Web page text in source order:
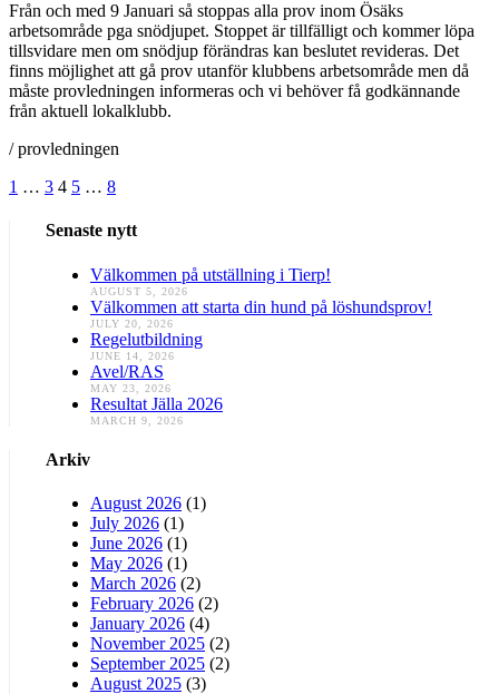
Från och med 9 Januari så stoppas alla prov inom Ösäks
arbetsområde pga snödjupet. Stoppet är tillfälligt och kommer löpa
tillsvidare men om snödjup förändras kan beslutet revideras. Det
finns möjlighet att gå prov utanför klubbens arbetsområde men då
måste provledningen informeras och vi behöver få godkännande
från aktuell lokalklubb.
/ provledningen
Posts
pagination
1 … 3 4 5 … 8
Senaste nytt
Välkommen på utställning i Tierp!
AUGUST 5, 2026
Välkommen att starta din hund på löshundsprov!
JULY 20, 2026
Regelutbildning
JUNE 14, 2026
Avel/RAS
MAY 23, 2026
Resultat Jälla 2026
MARCH 9, 2026
Arkiv
August 2026 (1)
July 2026 (1)
June 2026 (1)
May 2026 (1)
March 2026 (2)
February 2026 (2)
January 2026 (4)
November 2025 (2)
September 2025 (2)
August 2025 (3)